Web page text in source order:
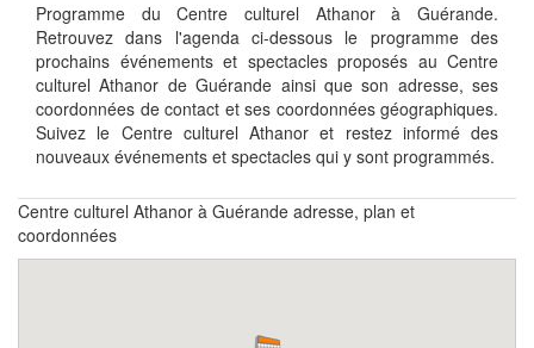
Programme du Centre culturel Athanor à Guérande.
Retrouvez dans l'agenda ci-dessous le programme des
prochains événements et spectacles proposés au Centre
culturel Athanor de Guérande ainsi que son adresse, ses
coordonnées de contact et ses coordonnées géographiques.
Suivez le Centre culturel Athanor et restez informé des
nouveaux événements et spectacles qui y sont programmés.
Centre culturel Athanor à Guérande adresse, plan et
coordonnées